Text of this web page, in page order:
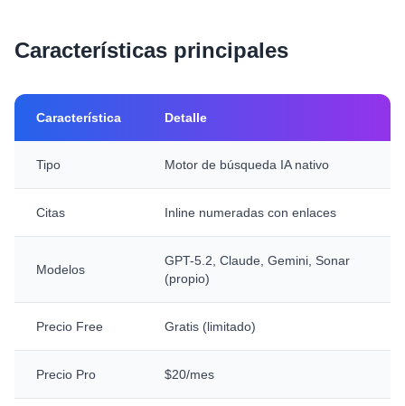
Características principales
Característica Detalle
Tipo Motor de búsqueda IA nativo
Citas Inline numeradas con enlaces
Modelos
GPT-5.2, Claude, Gemini, Sonar
(propio)
Precio Free Gratis (limitado)
Precio Pro $20/mes